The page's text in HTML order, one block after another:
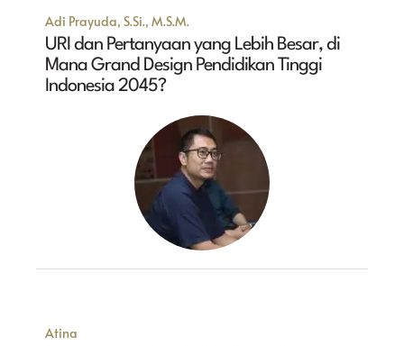
Adi Prayuda, S.Si., M.S.M.
URI dan Pertanyaan yang Lebih Besar, di
Mana Grand Design Pendidikan Tinggi
Indonesia 2045?
Atina